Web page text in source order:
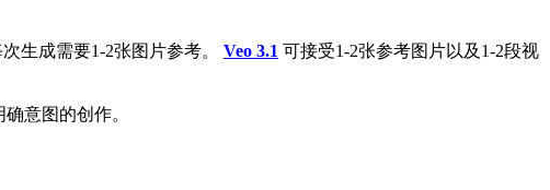
生成需要1-2张图片参考。 Veo 3.1 可接受1-2张参考图片以及1-2段视
意图的创作。